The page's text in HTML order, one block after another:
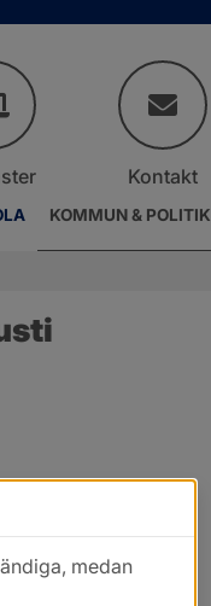
KOMMUN & POLITIK
Kontakt
medan